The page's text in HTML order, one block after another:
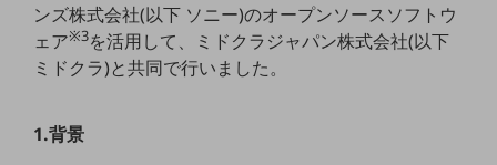
電話・映像コミュニケーション
セキュリティ
ンズ株式会社(以下 ソニー)のオープンソースソフトウ
ェア※3を活用して、ミドクラジャパン株式会社(以下
ミドクラ)と共同で行いました。
1.背景